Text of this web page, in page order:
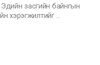
засгийн байнгын
хэрэгжилтийг …